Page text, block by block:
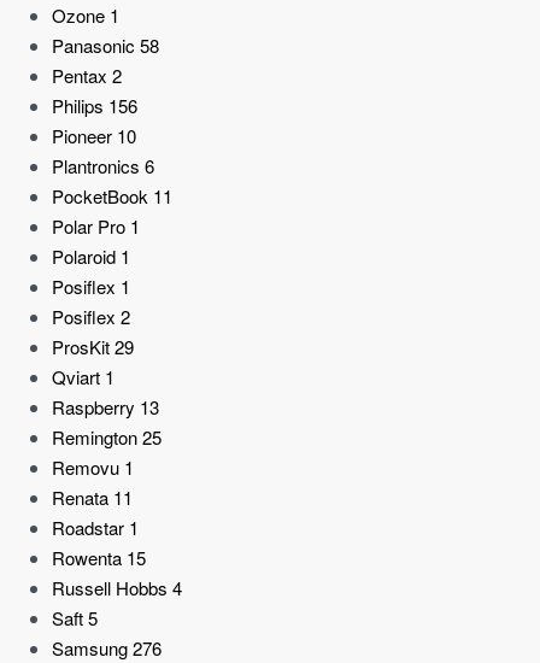
Ozone 1
Panasonic 58
Pentax 2
Philips 156
Pioneer 10
Plantronics 6
PocketBook 11
Polar Pro 1
Polaroid 1
Posiflex 1
Posiflex 2
ProsKit29
Qviart 1
Raspberry 13
Remington25
Removu 1
Renata 11
Roadstar 1
Rowenta 15
Russell Hobbs 4
Saft5
Samsung276